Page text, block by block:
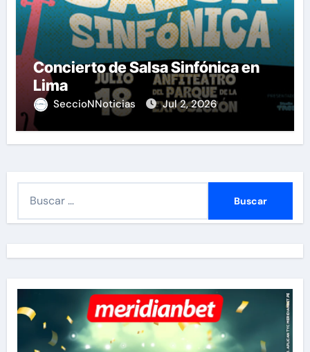
Concierto de Salsa Sinfónica en
Lima
SeccioNNoticias Jul 2, 2026
r
: